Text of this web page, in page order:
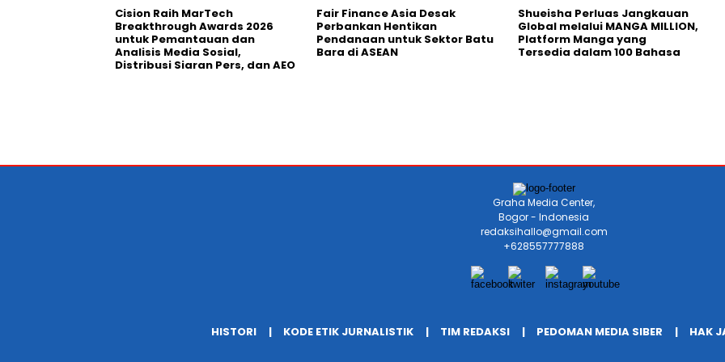
Cision Raih MarTech
Breakthrough Awards 2026
untuk Pemantauan dan
Analisis Media Sosial,
Distribusi Siaran Pers, dan AEO
Fair Finance Asia Desak
Perbankan Hentikan
Pendanaan untuk Sektor Batu
Bara di ASEAN
Shueisha Perluas Jangkauan
Global melalui MANGA MILLION,
Platform Manga yang
Tersedia dalam 100 Bahasa
Graha Media Center,
Bogor - Indonesia
redaksihallo@gmail.com
+628557777888
HISTORI KODE ETIK JURNALISTIK TIM REDAKSI PEDOMAN MEDIA SIBER HAK